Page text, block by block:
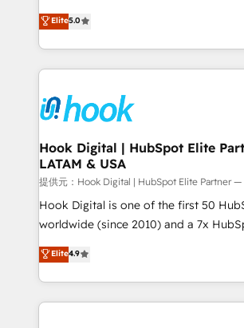
HubSpot partners 🔄 Top 5% globally in
retention 📅 8+ years of consistent
move beyond spreadsheets into
that drive real business results.
achieve real growth. We specialize in
tailored solutions that drive results by
HubSpot’s platform and data to fuel
Technical Solutions: - HubSpot Technical Consulting -
Onboarding - Data Migration & Integrations -
Technical Audit & Optimization Strategic Solutions: -
Revenue Operations - Inbound
Outbound Marketing - HubSpot CMS
Design & Development We empower our clients to
reach their full potential by providing
relationship-driven support. With over 300 HubSpot
technical know-how and strategic
need to succeed.
Elite5.0
Hook Digital | HubSpot Elite
LATAM & USA
提供元：Hook Digital | HubSpot Elite Partner —
Hook Digital is one of the first 50
worldwide (since 2010) and a 7x
Elite Partner. With 500+ projects across
Brazil, and LATAM, we combine global
regional experience. Today, we are
HubSpot Elite Partner—trusted by
Elite4.9